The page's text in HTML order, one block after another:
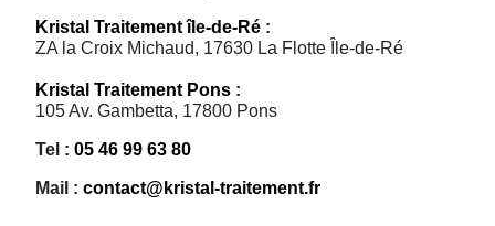
Kristal Traitement île-de-Ré :
ZA la Croix Michaud, 17630 La Flotte Île-de-Ré
Kristal Traitement Pons :
105 Av. Gambetta, 17800 Pons
Tel : 05 46 99 63 80
Mail : contact@kristal-traitement.fr